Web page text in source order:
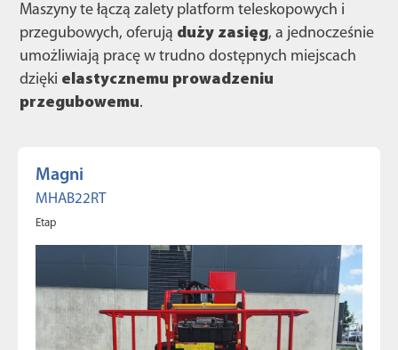
Maszyny te łączą zalety platform teleskopowych i
przegubowych, oferują duży zasięg, a jednocześnie
umożliwiają pracę w trudno dostępnych miejscach
dzięki elastycznemu prowadzeniu
przegubowemu.
Magni
MHAB22RT
Etap